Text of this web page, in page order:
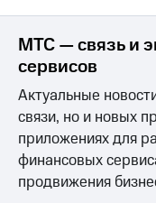
секретарь
Раскрытие
информации
акционерам
Документы
ПАО
"МТС"
Собрания
акционеров
МТС — связь и
сервисов
Актуальные
связи, но и новых
приложениях для
финансовых
продвижения